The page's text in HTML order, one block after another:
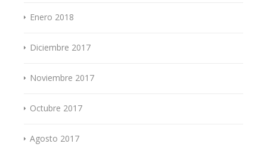
Enero 2018
Diciembre 2017
Noviembre 2017
Octubre 2017
Agosto 2017